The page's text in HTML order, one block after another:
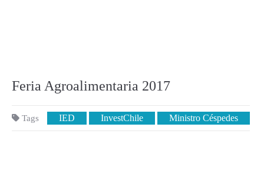
Feria Agroalimentaria 2017
Tags IED InvestChile Ministro Céspedes